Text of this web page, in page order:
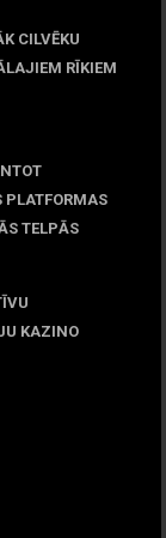
CILVĒKU
RĪKIEM
TELPĀS
KAZINO